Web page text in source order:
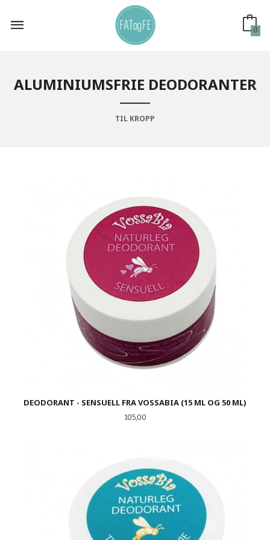
innholdet
0
ALUMINIUMSFRIE DEODORANTER
TIL KROPP
DEODORANT - SENSUELL FRA VOSSABIA (15 ML OG 50 ML)
Pris
105,00